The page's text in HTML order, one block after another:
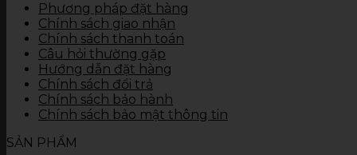
Gạch kích thước 40 x 60
Gạch kích thước 30 x 90
Gạch kích thước 30 x 60
Gạch kích thước 30 x 45
Gạch kích thước 25 x 50
Gạch kích thước 25 x 40
Gạch kích thước 10 x 30
Thiết bị vệ sinh
Phương pháp đặt hàng
Chính sách giao nhận
Chính sách thanh toán
Câu hỏi thường gặp
Hướng dẫn đặt hàng
Chính sách đổi trả
Chính sách bảo hành
Chính sách bảo mật thông tin
SẢN PHẨM